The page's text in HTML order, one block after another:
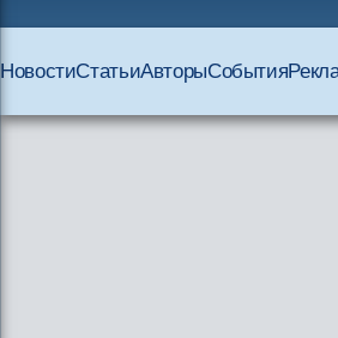
НовостиСтатьиАвторыСобытия